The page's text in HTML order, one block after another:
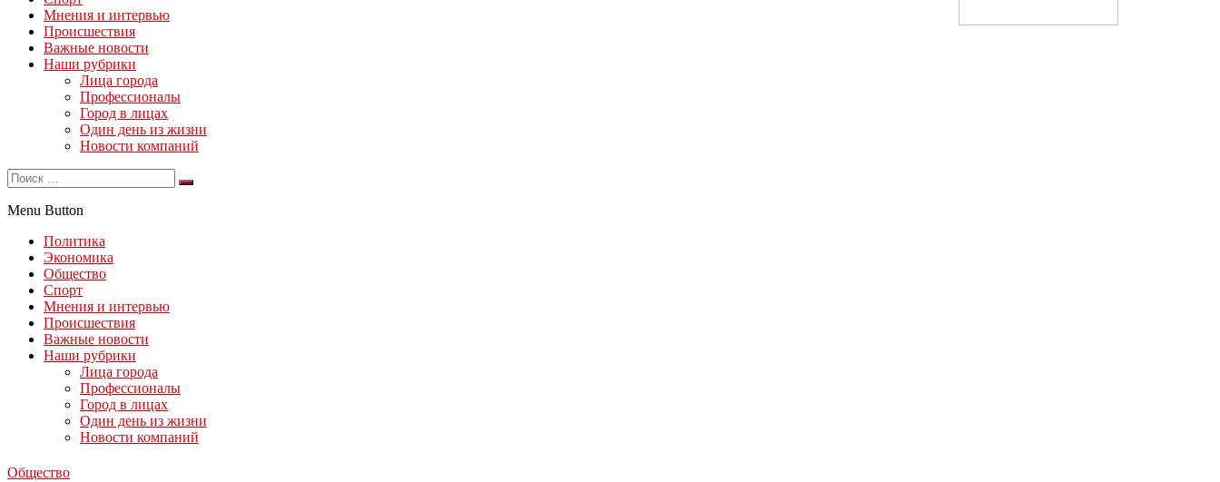
Мнения и интервью
Происшествия
Важные новости
Наши рубрики
Лица города
Профессионалы
Город в лицах
Один день из жизни
Новости компаний
Menu Button
Политика
Экономика
Общество
Спорт
Мнения и интервью
Происшествия
Важные новости
Наши рубрики
Лица города
Профессионалы
Город в лицах
Один день из жизни
Новости компаний
Общество